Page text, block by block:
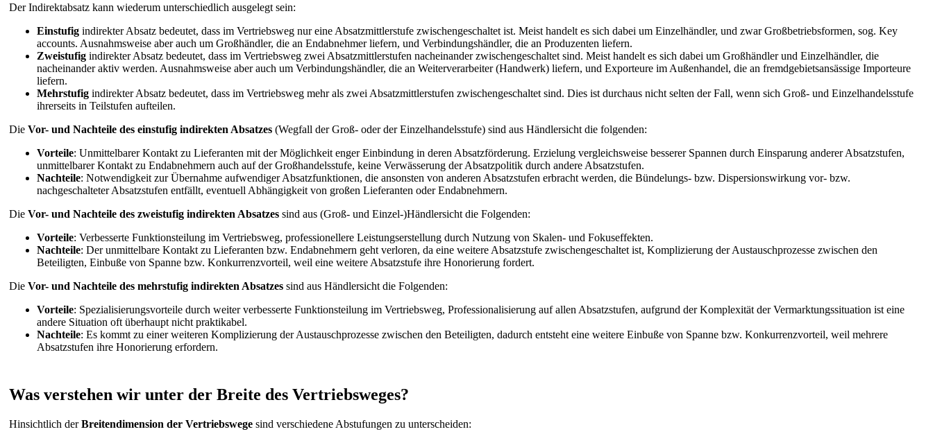
Der Indirektabsatz kann wiederum unterschiedlich ausgelegt sein:
Einstufig indirekter Absatz bedeutet, dass im Vertriebsweg nur eine Absatzmittlerstufe zwischengeschaltet ist. Meist handelt es sich dabei um Einzelhändler, und zwar Großbetriebsformen, sog. Key
accounts. Ausnahmsweise aber auch um Großhändler, die an Endabnehmer liefern, und Verbindungshändler, die an Produzenten liefern.
Zweistufig indirekter Absatz bedeutet, dass im Vertriebsweg zwei Absatzmittlerstufen nacheinander zwischengeschaltet sind. Meist handelt es sich dabei um Großhändler und Einzelhändler, die
nacheinander aktiv werden. Ausnahmsweise aber auch um Verbindungshändler, die an Weiterverarbeiter (Handwerk) liefern, und Exporteure im Außenhandel, die an fremdgebietsansässige Importeure
liefern.
Mehrstufig indirekter Absatz bedeutet, dass im Vertriebsweg mehr als zwei Absatzmittlerstufen zwischengeschaltet sind. Dies ist durchaus nicht selten der Fall, wenn sich Groß- und Einzelhandelsstufe
ihrerseits in Teilstufen aufteilen.
Die Vor- und Nachteile des einstufig indirekten Absatzes (Wegfall der Groß- oder der Einzelhandelsstufe) sind aus Händlersicht die folgenden:
Vorteile: Unmittelbarer Kontakt zu Lieferanten mit der Möglichkeit enger Einbindung in deren Absatzförderung. Erzielung vergleichsweise besserer Spannen durch Einsparung anderer Absatzstufen,
unmittelbarer Kontakt zu Endabnehmern auch auf der Großhandelsstufe, keine Verwässerung der Absatzpolitik durch andere Absatzstufen.
Nachteile: Notwendigkeit zur Übernahme aufwendiger Absatzfunktionen, die ansonsten von anderen Absatzstufen erbracht werden, die Bündelungs- bzw. Dispersionswirkung vor- bzw.
nachgeschalteter Absatzstufen entfällt, eventuell Abhängigkeit von großen Lieferanten oder Endabnehmern.
Die Vor- und Nachteile des zweistufig indirekten Absatzes sind aus (Groß- und Einzel-)Händlersicht die Folgenden:
Vorteile: Verbesserte Funktionsteilung im Vertriebsweg, professionellere Leistungserstellung durch Nutzung von Skalen- und Fokuseffekten.
Nachteile: Der unmittelbare Kontakt zu Lieferanten bzw. Endabnehmern geht verloren, da eine weitere Absatzstufe zwischengeschaltet ist, Komplizierung der Austauschprozesse zwischen den
Beteiligten, Einbuße von Spanne bzw. Konkurrenzvorteil, weil eine weitere Absatzstufe ihre Honorierung fordert.
Die Vor- und Nachteile des mehrstufig indirekten Absatzes sind aus Händlersicht die Folgenden:
Vorteile: Spezialisierungsvorteile durch weiter verbesserte Funktionsteilung im Vertriebsweg, Professionalisierung auf allen Absatzstufen, aufgrund der Komplexität der Vermarktungssituation ist eine
andere Situation oft überhaupt nicht praktikabel.
Nachteile: Es kommt zu einer weiteren Komplizierung der Austauschprozesse zwischen den Beteiligten, dadurch entsteht eine weitere Einbuße von Spanne bzw. Konkurrenzvorteil, weil mehrere
Absatzstufen ihre Honorierung erfordern.
Was verstehen wir unter der Breite des Vertriebsweges?
Hinsichtlich derBreitendimension der Vertriebswege sind verschiedene Abstufungen zu unterscheiden: